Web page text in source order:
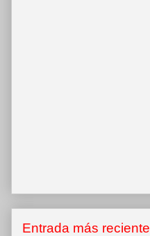
Entrada más reciente